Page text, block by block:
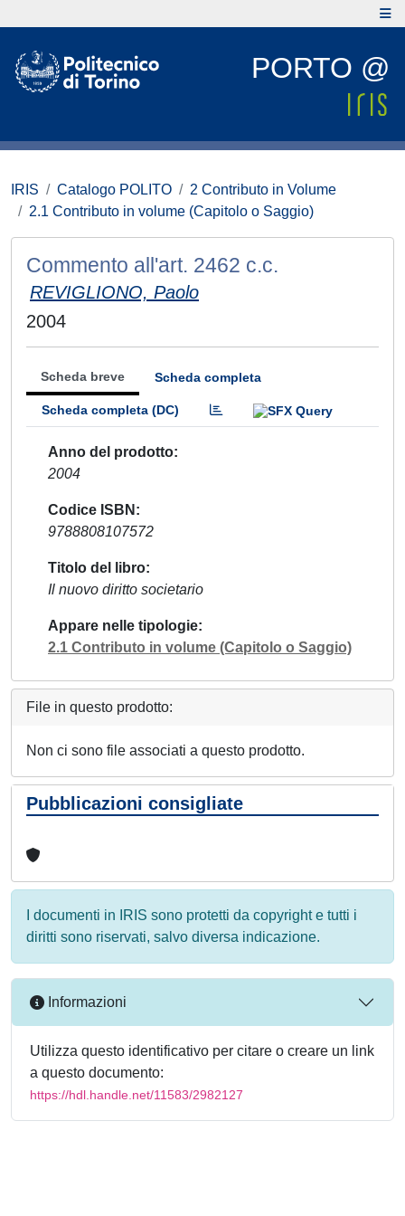
PORTO @
IRIS Catalogo POLITO
2 Contributo in Volume
2.1 Contributo in volume (Capitolo o Saggio)
Commento all'art. 2462 c.c.
REVIGLIONO, Paolo
2004
Scheda breve Scheda completa
Scheda completa (DC)
Anno del prodotto
2004
Codice ISBN
9788808107572
Titolo del libro
Il nuovo diritto societario
Appare nelle tipologie
2.1 Contributo in volume (Capitolo o Saggio)
File in questo prodotto:
Non ci sono file associati a questo prodotto.
Pubblicazioni consigliate
I documenti in IRIS sono protetti da copyright e tutti i
diritti sono riservati, salvo diversa indicazione.
Informazioni
Utilizza questo identificativo per citare o creare un link
a questo documento:
https://hdl.handle.net/11583/2982127